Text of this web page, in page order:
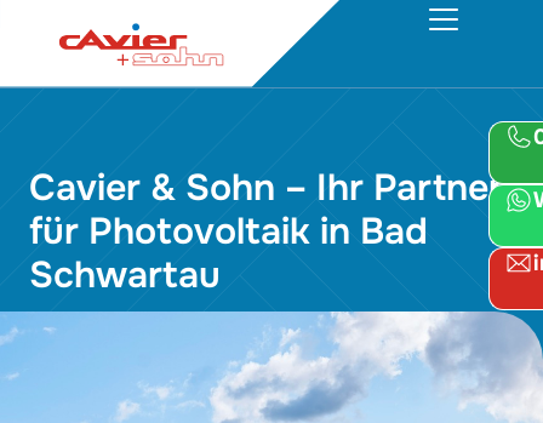
Cavier & Sohn – Ihr Partner
für Photovoltaik in Bad
Schwartau